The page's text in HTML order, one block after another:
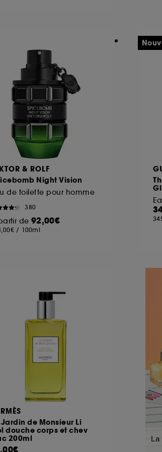
& ROLF
Night Vision
de toilette pour homme
380
de 92,00€
/ 100ml
Jardin de Monsieur Li
douche corps et chev
200ml
La
accord. Vous pouvez personnaliser
de "tout accepter". Sephora pourra
les données personnelles collectées
sans accepter". Voous pouvez à
utilisés,cliquezici